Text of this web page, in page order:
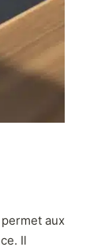
aux
Il